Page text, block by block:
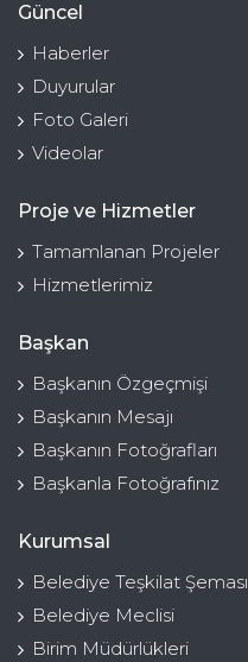
Güncel
Haberler
Duyurular
Foto Galeri
Videolar
Proje ve Hizmetler
Tamamlanan Projeler
Hizmetlerimiz
Başkan
Başkanın Özgeçmişi
Başkanın Mesajı
Başkanın Fotoğrafları
Başkanla Fotoğrafınız
Kurumsal
Belediye Teşkilat Şeması
Belediye Meclisi
Birim Müdürlükleri